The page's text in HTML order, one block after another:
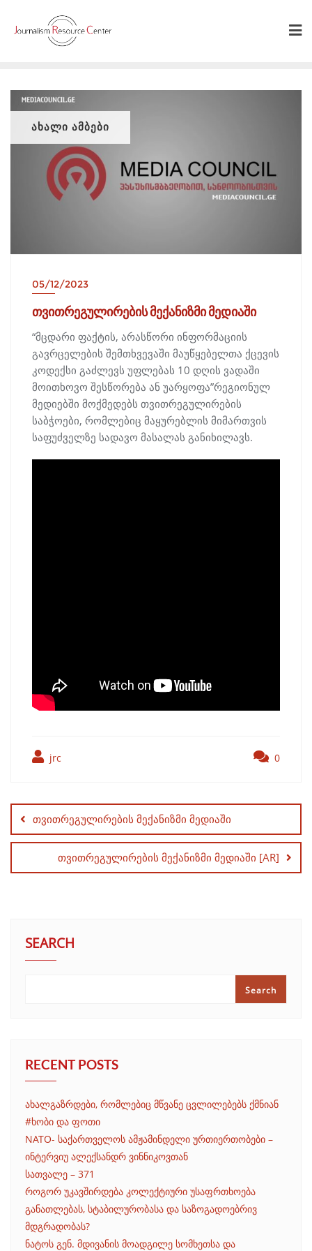
ᲐᲮᲐᲚᲘ ᲐᲛᲑᲔᲑᲘ
05/12/2023
თვითრეგულირების მექანიზმი მედიაში
“მცდარი ფაქტის, არასწორი ინფორმაციის
გავრცელების შემთხვევაში მაუწყებელთა ქცევის
კოდექსი გაძლევს უფლებას 10 დღის ვადაში
მოითხოვო შესწორება ან უარყოფა”რეგიონულ
მედიებში მოქმედებს თვითრეგულირების
საბჭოები, რომლებიც მაყურებლის მიმართვის
საფუძველზე სადავო მასალას განიხილავს.
jrc 0
navigation
თვითრეგულირების მექანიზმი მედიაში
თვითრეგულირების მექანიზმი მედიაში [AR]
SEARCH
Search
RECENT POSTS
ახალგაზრდები, რომლებიც მწვანე ცვლილებებს ქმნიან
#ხობი და ფოთი
NATO- საქართველოს ამჟამინდელი ურთიერთობები –
ინტერვიუ ალექსანდრ ვინნიკოვთან
სათვალე – 371
როგორ უკავშირდება კოლექტიური უსაფრთხოება
განათლებას, სტაბილურობასა და საზოგადოებრივ
მდგრადობას?
ნატოს გენ. მდივანის მოადგილე სომხეთსა და